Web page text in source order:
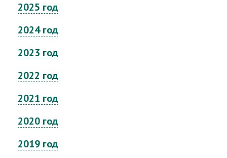
2025 год
2024 год
2023 год
2022 год
2021 год
2020 год
2019 год